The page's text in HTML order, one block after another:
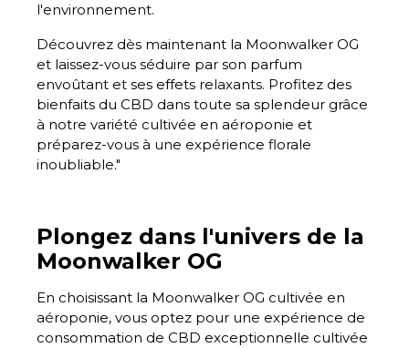
l'environnement.
Découvrez dès maintenant la Moonwalker OG
et laissez-vous séduire par son parfum
envoûtant et ses effets relaxants. Profitez des
bienfaits du CBD dans toute sa splendeur grâce
à notre variété cultivée en aéroponie et
préparez-vous à une expérience florale
inoubliable."
Plongez dans l'univers de la
Moonwalker OG
En choisissant la Moonwalker OG cultivée en
aéroponie, vous optez pour une expérience de
consommation de CBD exceptionnelle cultivée